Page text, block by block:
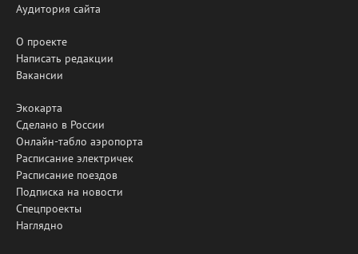
Аудитория сайта
О проекте
Написать редакции
Вакансии
Экокарта
Сделано в России
Онлайн-табло аэропорта
Расписание электричек
Расписание поездов
Подписка на новости
Спецпроекты
Наглядно